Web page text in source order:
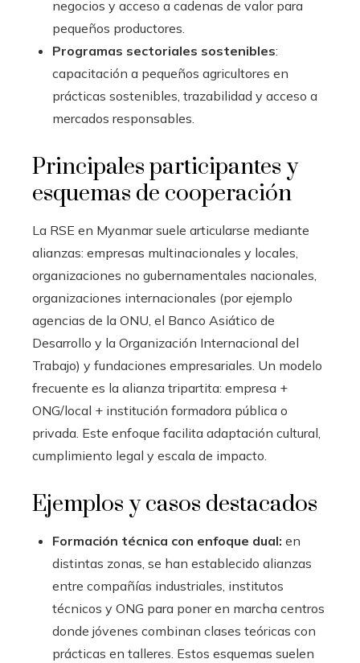
negocios y acceso a cadenas de valor para
pequeños productores.
Programas sectoriales sostenibles:
capacitación a pequeños agricultores en
prácticas sostenibles, trazabilidad y acceso a
mercados responsables.
Principales participantes y
esquemas de cooperación
La RSE en Myanmar suele articularse mediante
alianzas: empresas multinacionales y locales,
organizaciones no gubernamentales nacionales,
organizaciones internacionales (por ejemplo
agencias de la ONU, el Banco Asiático de
Desarrollo y la Organización Internacional del
Trabajo) y fundaciones empresariales. Un modelo
frecuente es la alianza tripartita: empresa +
ONG/local + institución formadora pública o
privada. Este enfoque facilita adaptación cultural,
cumplimiento legal y escala de impacto.
Ejemplos y casos destacados
Formación técnica con enfoque dual: en
distintas zonas, se han establecido alianzas
entre compañías industriales, institutos
técnicos y ONG para poner en marcha centros
donde jóvenes combinan clases teóricas con
prácticas en talleres. Estos esquemas suelen